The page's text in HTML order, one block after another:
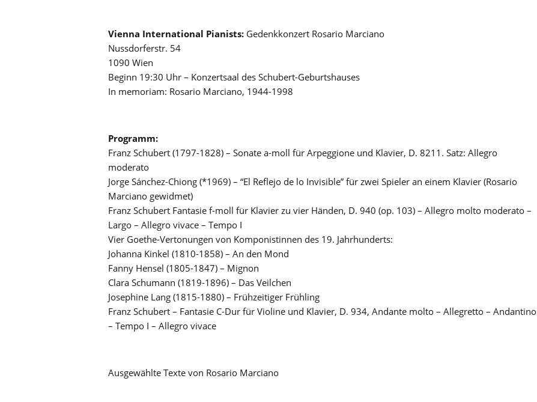
Vienna International Pianists: Gedenkkonzert Rosario Marciano
Nussdorferstr. 54
1090 Wien
Beginn 19:30 Uhr – Konzertsaal des Schubert-Geburtshauses
In memoriam: Rosario Marciano, 1944-1998
Programm:
Franz Schubert (1797-1828) – Sonate a-moll für Arpeggione und Klavier, D. 8211. Satz: Allegro
moderato
Jorge Sánchez-Chiong (*1969) – “El Reflejo de lo Invisible” für zwei Spieler an einem Klavier (Rosario
Marciano gewidmet)
Franz Schubert Fantasie f-moll für Klavier zu vier Händen, D. 940 (op. 103) – Allegro molto moderato –
Largo – Allegro vivace – Tempo I
Vier Goethe-Vertonungen von Komponistinnen des 19. Jahrhunderts:
Johanna Kinkel (1810-1858) – An den Mond
Fanny Hensel (1805-1847) – Mignon
Clara Schumann (1819-1896) – Das Veilchen
Josephine Lang (1815-1880) – Frühzeitiger Frühling
Franz Schubert – Fantasie C-Dur für Violine und Klavier, D. 934, Andante molto – Allegretto – Andantino
– Tempo I – Allegro vivace
Ausgewählte Texte von Rosario Marciano